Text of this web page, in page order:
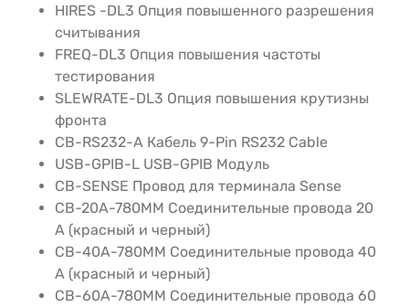
HIRES -DL3 Опция повышенного разрешения
считывания
FREQ-DL3 Опция повышения частоты
тестирования
SLEWRATE-DL3 Опция повышения крутизны
фронта
CB-RS232-A Кабель 9-Pin RS232 Cable
USB-GPIB-L USB-GPIB Модуль
CB-SENSE Провод для терминала Sense
CB-20A-780MM Соединительные провода 20
A (красный и черный)
CB-40A-780MM Соединительные провода 40
A (красный и черный)
CB-60A-780MM Соединительные провода 60